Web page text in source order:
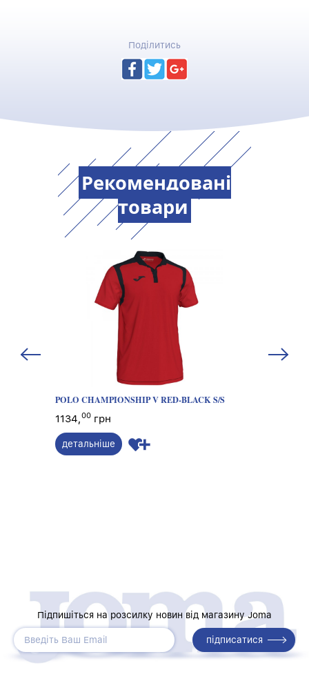
Поділитись
Рекомендовані
товари
POLO CHAMPIONSHIP V RED-BLACK S/S
1134,00 грн
детальніше
Підпишіться на розсилку новин від магазину Joma